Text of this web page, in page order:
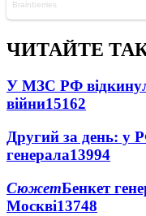
ЧИТАЙТЕ
У МЗС РФ
війни15162
Другий за день: у
генерала13994
СюжетБенкет
Москві13748